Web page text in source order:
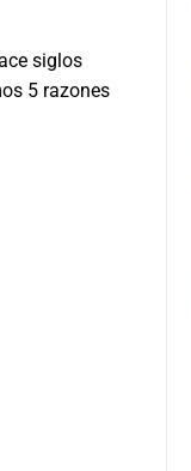
siglos
5 razones